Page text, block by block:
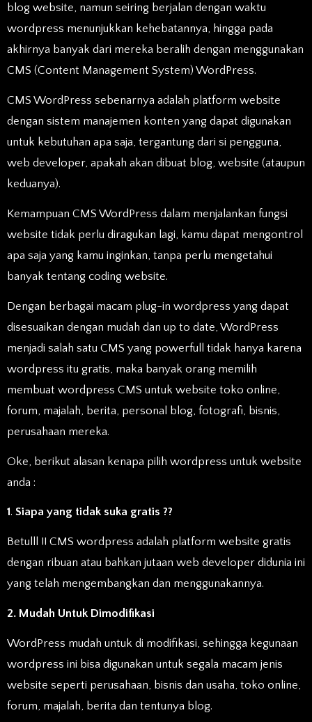
blog website, namun seiring berjalan dengan waktu
wordpress menunjukkan kehebatannya, hingga pada
akhirnya banyak dari mereka beralih dengan menggunakan
CMS (Content Management System) WordPress.
CMS WordPress sebenarnya adalah platform website
dengan sistem manajemen konten yang dapat digunakan
untuk kebutuhan apa saja, tergantung dari si pengguna,
web developer, apakah akan dibuat blog, website (ataupun
keduanya).
Kemampuan CMS WordPress dalam menjalankan fungsi
website tidak perlu diragukan lagi, kamu dapat mengontrol
apa saja yang kamu inginkan, tanpa perlu mengetahui
banyak tentang coding website.
Dengan berbagai macam plug-in wordpress yang dapat
disesuaikan dengan mudah dan up to date, WordPress
menjadi salah satu CMS yang powerfull tidak hanya karena
wordpress itu gratis, maka banyak orang memilih
membuat wordpress CMS untuk website toko online,
forum, majalah, berita, personal blog, fotografi, bisnis,
perusahaan mereka.
Oke, berikut alasan kenapa pilih wordpress untuk website
anda :
1. Siapa yang tidak suka gratis ??
Betulll !! CMS wordpress adalah platform website gratis
dengan ribuan atau bahkan jutaan web developer didunia ini
yang telah mengembangkan dan menggunakannya.
2. Mudah Untuk Dimodifikasi
WordPress mudah untuk di modifikasi, sehingga kegunaan
wordpress ini bisa digunakan untuk segala macam jenis
website seperti perusahaan, bisnis dan usaha, toko online,
forum, majalah, berita dan tentunya blog.